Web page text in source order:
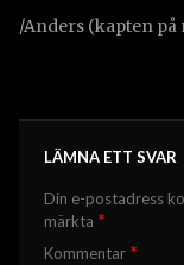
/Anders (kapten på
LÄMNA ETT SVAR
Din e-postadress
märkta *
Kommentar *